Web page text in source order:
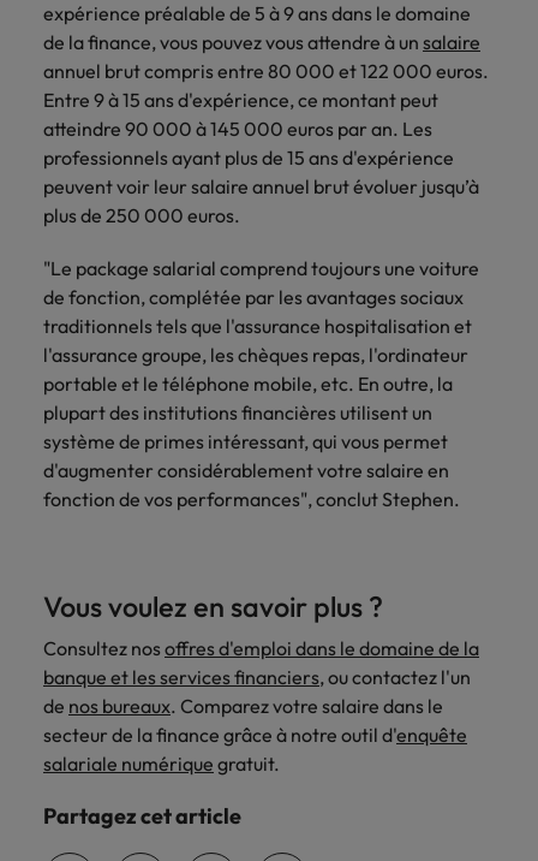
expérience préalable de 5 à 9 ans dans le domaine
de la finance, vous pouvez vous attendre à un salaire
annuel brut compris entre 80 000 et 122 000 euros.
Entre 9 à 15 ans d'expérience, ce montant peut
atteindre 90 000 à 145 000 euros par an. Les
professionnels ayant plus de 15 ans d'expérience
peuvent voir leur salaire annuel brut évoluer jusqu’à
plus de 250 000 euros.
"Le package salarial comprend toujours une voiture
de fonction, complétée par les avantages sociaux
traditionnels tels que l'assurance hospitalisation et
l'assurance groupe, les chèques repas, l'ordinateur
portable et le téléphone mobile, etc. En outre, la
plupart des institutions financières utilisent un
système de primes intéressant, qui vous permet
d'augmenter considérablement votre salaire en
fonction de vos performances", conclut Stephen.
Vous voulez en savoir plus ?
Consultez nosoffres d'emploi dans le domaine de la
banque et les services financiers, ou contactez l'un
de nos bureaux. Comparez votre salaire dans le
secteur de la finance grâce à notre outil d'enquête
salariale numérique gratuit.
Partagez cet article